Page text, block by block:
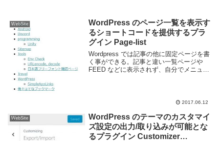
WebSite
WordPress のページ一覧を表示す
るショートコードを提供するプラ
グイン Page-list
Wordpress では記事の他に固定ページを書
く事ができる。記事と違い一覧ページや
FEED などに表示されず、自分でメニュー
2017.06.12
WebSite
WordPress のテーマのカスタマイ
ズ設定の出力/取り込みが可能とな
るプラグイン Customizer